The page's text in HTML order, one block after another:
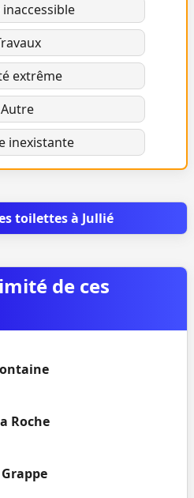
extrême
Autre
inexistante
toilettes à Jullié
de ces
Roche